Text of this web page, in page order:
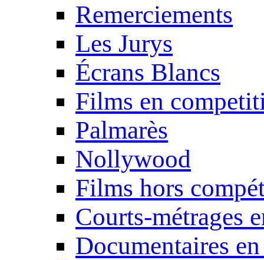
Remerciements
Les Jurys
Écrans Blancs
Films en
Palmarès
Nollywood
Films hors
Courts-métrages
Documentaires